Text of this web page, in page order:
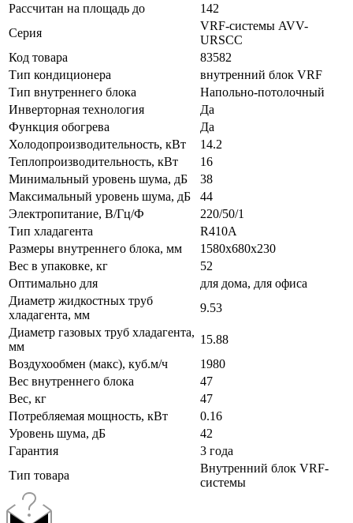
Рассчитан на площадь до
142
Серия
VRF-системы AVV-
URSCC
Код товара
83582
Тип кондиционера
внутренний блок VRF
Тип внутреннего блока
Напольно-потолочный
Инверторная технология
Да
Функция обогрева
Да
Холодопроизводительность, кВт
14.2
Теплопроизводительность, кВт
16
Минимальный уровень шума, дБ
38
Максимальный уровень шума, дБ
44
Электропитание, В/Гц/Ф
220/50/1
Тип хладагента
R410A
Размеры внутреннего блока, мм
1580x680x230
Вес в упаковке, кг
52
Оптимально для
для дома, для офиса
Диаметр жидкостных труб
хладагента, мм
9.53
Диаметр газовых труб хладагента,
мм
15.88
Воздухообмен (макс), куб.м/ч
1980
Вес внутреннего блока
47
Вес, кг
47
Потребляемая мощность, кВт
0.16
Уровень шума, дБ
42
Гарантия
3 года
Тип товара
Внутренний блок VRF-
системы